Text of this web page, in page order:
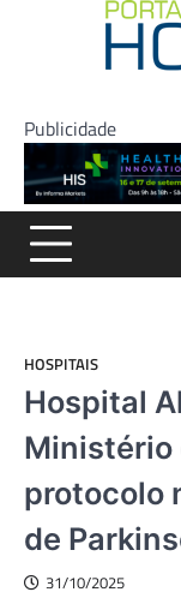
Publicidade
HOSPITAIS
Hospital
Ministério
protocolo
de
31/10/2025